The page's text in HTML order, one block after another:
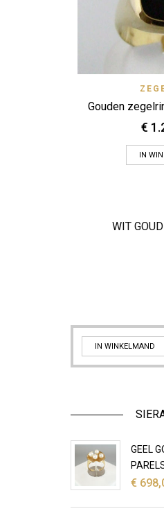
Zet op verlanglijstje
Gouden
€
IN
WIT
IN WINKELMAND
GEEL
€